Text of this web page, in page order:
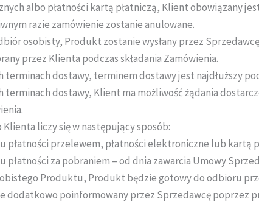
albo płatności kartą płatniczą, Klient obowiązany
razie zamówienie zostanie anulowane.
osobisty, Produkt zostanie wysłany przez
przez Klienta podczas składania Zamówienia.
dostawy, terminem dostawy jest najdłuższy
dostawy, Klient ma możliwość żądania
liczy się w następujący sposób:
przelewem, płatności elektroniczne lub kartą
za pobraniem – od dnia zawarcia Umowy
Produktu, Produkt będzie gotowy do odbioru
poinformowany przez Sprzedawcę poprzez